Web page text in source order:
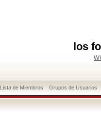
los
Lista de Miembros Grupos de Usuarios